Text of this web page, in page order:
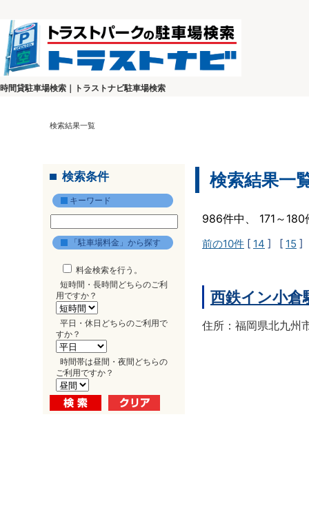
時間貸駐車場検索｜トラストナビ駐車場検索
検索結果一覧
検索条件
キーワード
「駐車場料金」から探す
料金検索を行う。
短時間・長時間どちらのご利
用ですか？
平日・休日どちらのご利用で
すか？
時間帯は昼間・夜間どちらの
ご利用ですか？
検索結果一
986件中、 171～
前の10件 [ 14 ] [ 15 ]
西鉄イン小倉
住所：福岡県北九州